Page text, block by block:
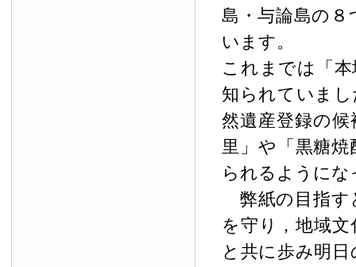
島・与論島の
います。
これまでは「
知られていま
然遺産登録の
里」や「黒糖
られるように
弊紙の目指す
を守り，地域
と共に歩み明